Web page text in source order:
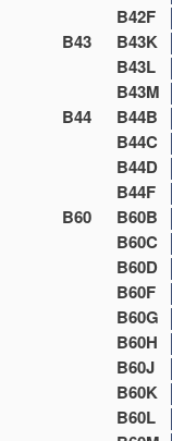
B42F
B43 B43K
B43L
B43M
B44 B44B
B44C
B44D
B44F
B60 B60B
B60C
B60D
B60F
B60G
B60H
B60J
B60K
B60L